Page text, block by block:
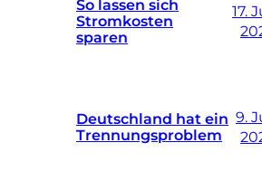
So lassen sich
Stromkosten
sparen
17.
Deutschland hat ein
Trennungsproblem
9.